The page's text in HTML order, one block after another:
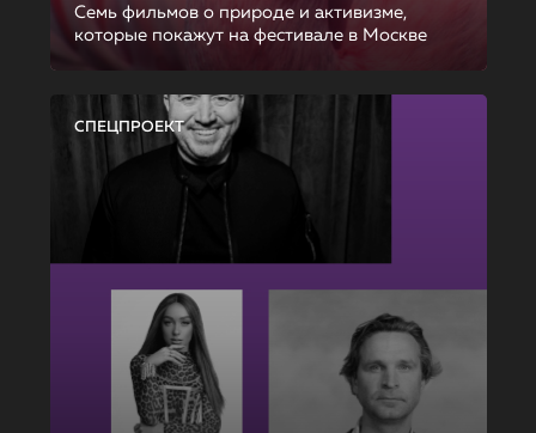
Семь фильмов о природе и активизме,
которые покажут на фестивале в Москве
СПЕЦПРОЕКТ